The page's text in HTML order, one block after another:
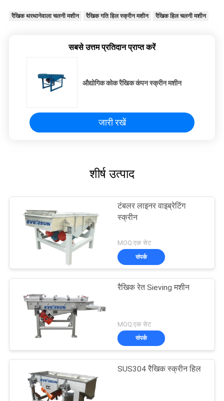
रैखिक थरथानेवाला चलनी मशीन रैखिक गति हिल स्क्रीन मशीन रैखिक हिल चलनी मशीन
सबसे उत्तम प्रतिदान प्राप्त करें
औद्योगिक कोक रैखिक कंपन स्क्रीन मशीन
जारी रखें
शीर्ष उत्पाद
टंबलर लाइनर वाइब्रेटिंग
स्क्रीन
MOQ:एक सेट
संपर्क
रैखिक रेत Sieving मशीन
MOQ:एक सेट
संपर्क
SUS304 रैखिक स्क्रीन हिल